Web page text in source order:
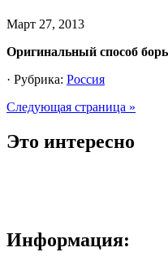
Март 27, 2013
Оригинальный способ
· Рубрика: Россия
Следующая страница »
Это интересно
Информация: